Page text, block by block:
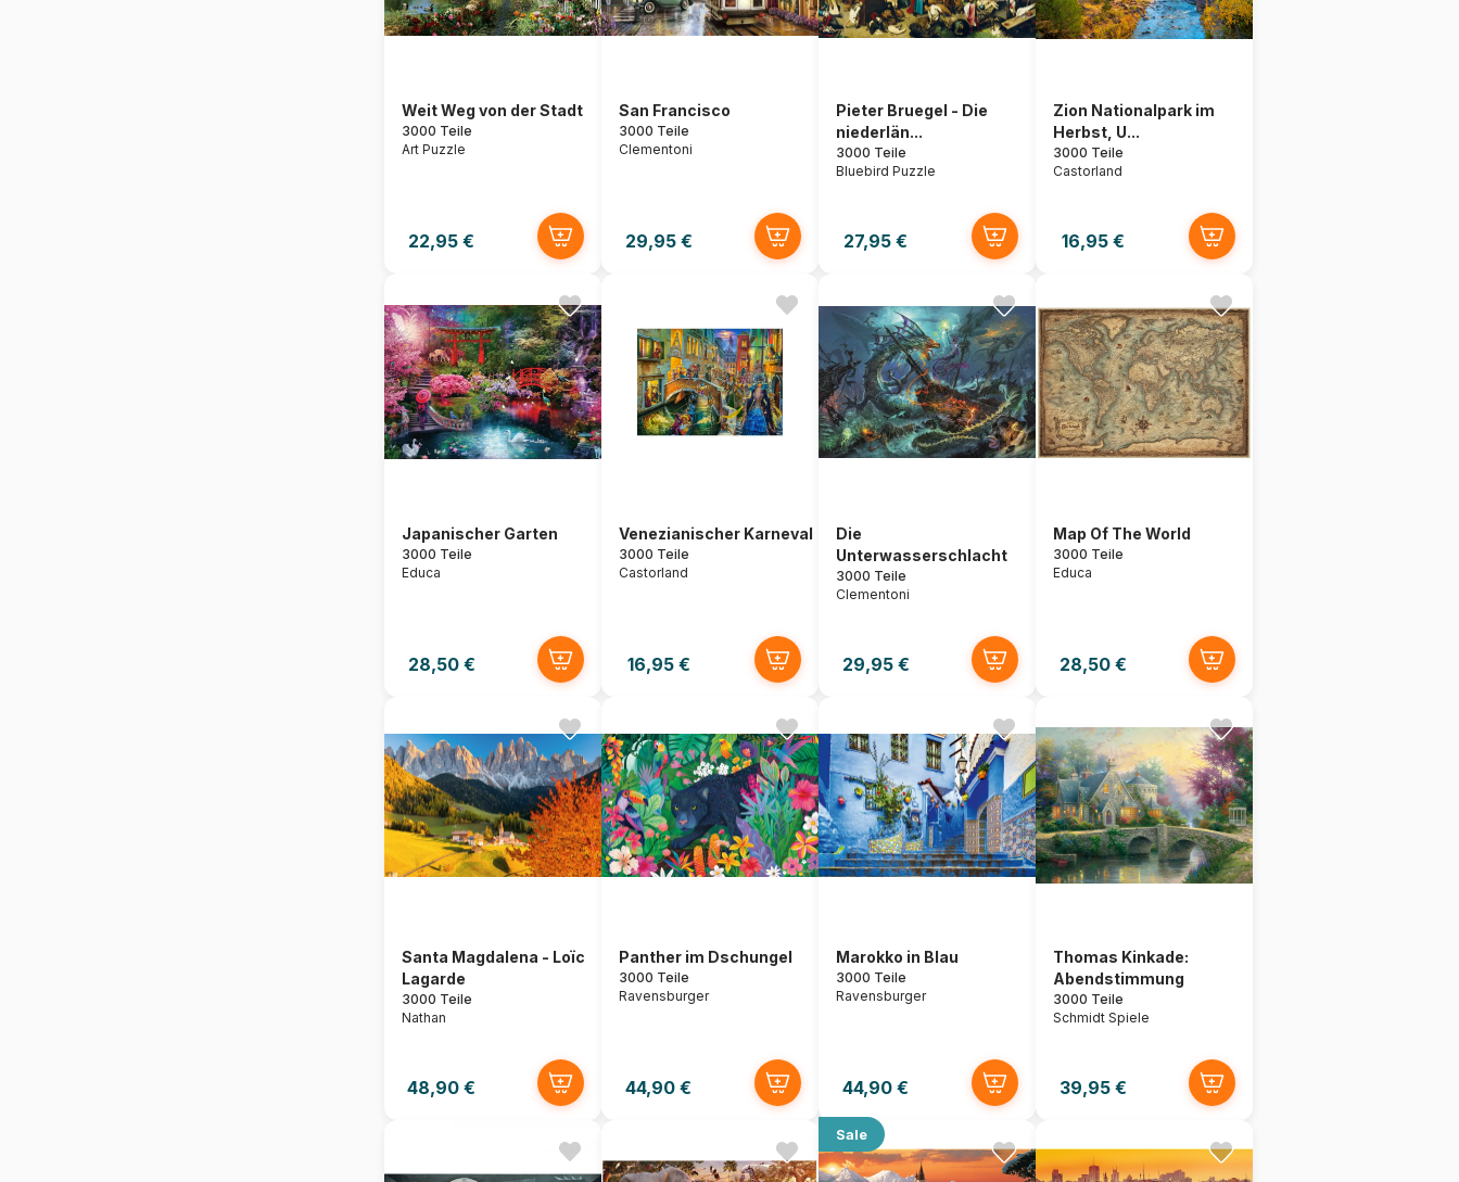
Weit Weg von der Stadt
3000 Teile
Art Puzzle
22,95 €
San Francisco
3000 Teile
Clementoni
29,95 €
Pieter Bruegel - Die
niederlän...
3000 Teile
Bluebird Puzzle
27,95 €
Zion Nationalpark im
Herbst, U...
3000 Teile
Castorland
16,95 €
Japanischer Garten
3000 Teile
Educa
28,50 €
Venezianischer Karneval
3000 Teile
Castorland
16,95 €
Die
Unterwasserschlacht
3000 Teile
Clementoni
29,95 €
Map Of The World
3000 Teile
Educa
28,50 €
Santa Magdalena - Loïc
Lagarde
3000 Teile
Nathan
48,90 €
Panther im Dschungel
3000 Teile
Ravensburger
44,90 €
Marokko in Blau
3000 Teile
Ravensburger
44,90 €
Thomas Kinkade:
Abendstimmung
3000 Teile
Schmidt Spiele
39,95 €
Sale